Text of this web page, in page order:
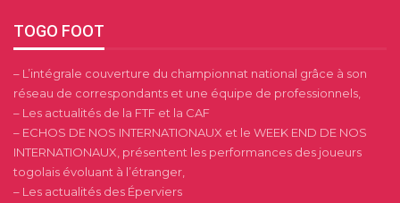
TOGO FOOT
– L’intégrale couverture du championnat national grâce à son
réseau de correspondants et une équipe de professionnels,
– Les actualités de la FTF et la CAF
– ECHOS DE NOS INTERNATIONAUX et le WEEK END DE NOS
INTERNATIONAUX, présentent les performances des joueurs
togolais évoluant à l’étranger,
– Les actualités des Éperviers